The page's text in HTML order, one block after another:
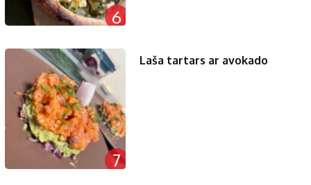
6
7
Laša tartars ar avokado